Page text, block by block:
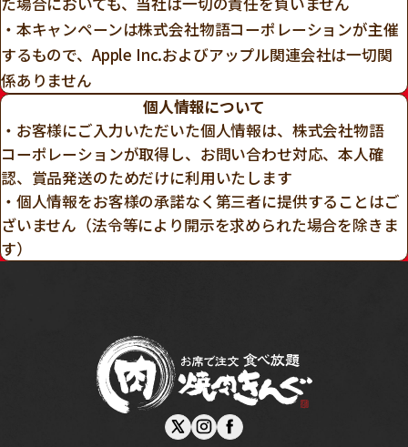
・本キャンペーンは株式会社物語コーポレーションが主催
するもので、Apple Inc.およびアップル関連会社は一切関
係ありません
個人情報について
・お客様にご入力いただいた個人情報は、株式会社物語
コーポレーションが取得し、お問い合わせ対応、本人確
認、賞品発送のためだけに利用いたします
・個人情報をお客様の承諾なく第三者に提供することはご
ざいません（法令等により開示を求められた場合を除きま
す）